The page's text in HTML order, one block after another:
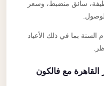
سائق منضبط، وسعر
أيام السنة بما في ذلك الأعياد
مع فالكون